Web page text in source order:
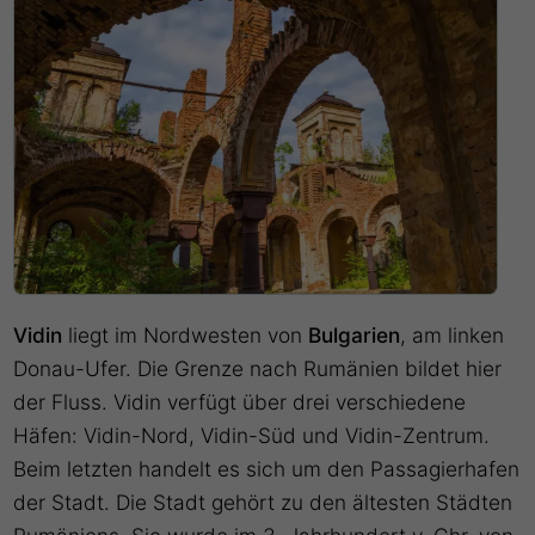
Vidin liegt im Nordwesten von Bulgarien, am linken
Donau-Ufer. Die Grenze nach Rumänien bildet hier
der Fluss. Vidin verfügt über drei verschiedene
Häfen: Vidin-Nord, Vidin-Süd und Vidin-Zentrum.
Beim letzten handelt es sich um den Passagierhafen
der Stadt. Die Stadt gehört zu den ältesten Städten